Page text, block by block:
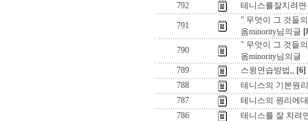
792
테니스를잘치려
791
" 무엇이 그 것들
옴minority님의글
790
" 무엇이 그 것들
옴minority님의글
789
스윙연습방법,, [6]
788
테니스의 기본원
787
테니스의 원리에
786
테니스를 잘 치려